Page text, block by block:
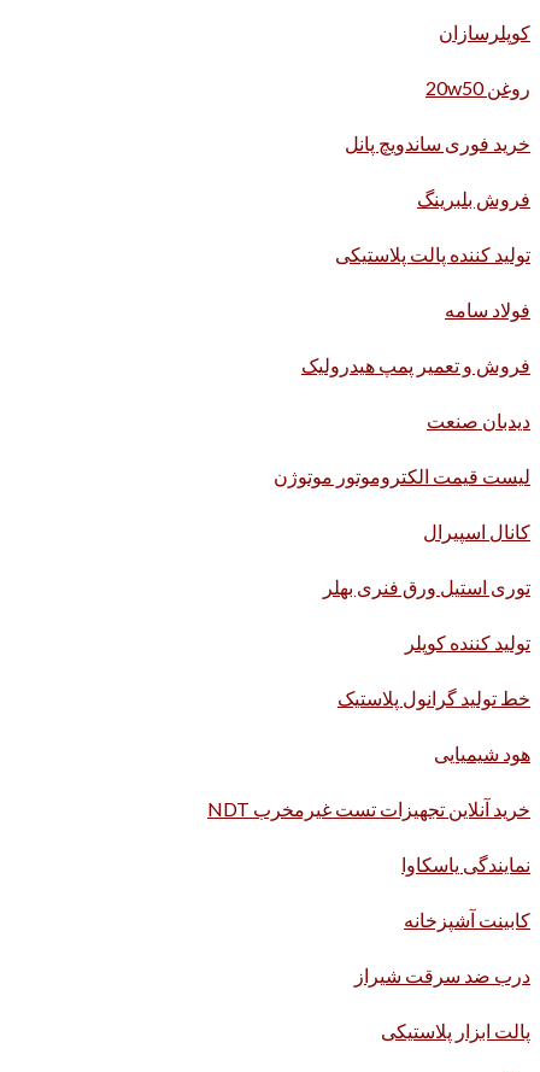
کوپلرسازان
روغن 20w50
خرید فوری ساندویچ پانل
فروش بلبرینگ
تولید کننده پالت پلاستیکی
فولاد سامه
فروش و تعمیر پمپ هیدرولیک
دیدبان صنعت
لیست قیمت الکتروموتور موتوژن
کانال اسپیرال
توری استیل ورق فنری بهلر
تولید کننده کوپلر
خط تولید گرانول پلاستیک
هود شیمیایی
خرید آنلاین تجهیزات تست غیرمخرب NDT
نمایندگی یاسکاوا
کابینت آشپزخانه
درب ضد سرقت شیراز
پالت ابزار پلاستیکی